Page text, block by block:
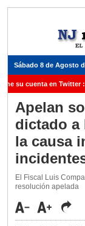
Sábado 8 de Agosto
su cuenta en Twitter :
Justicia de la Nación
Carles para cubrir
ante el Juez
Apelan
dictado a
la causa
El Fiscal Luis
resolución apelada